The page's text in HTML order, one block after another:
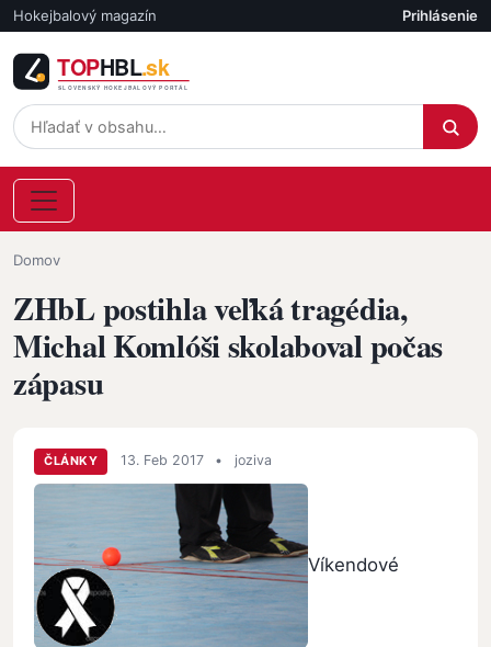
Skočiť na hlavný obsah
Hokejbalový magazín Účet
Prihlásenie
Omrvinka
Domov
ZHbL postihla veľká tragédia,
Michal Komlóši skolaboval počas
zápasu
ČLÁNKY 13. Feb 2017 • joziva
Víkendové